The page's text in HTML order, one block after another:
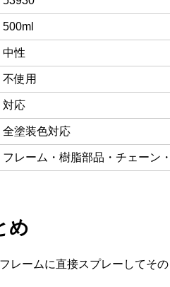
500ml
中性
不使用
対応
全塗装色対応
フレーム・樹脂部品・チェーン
め
フレームに直接スプレーしてそ